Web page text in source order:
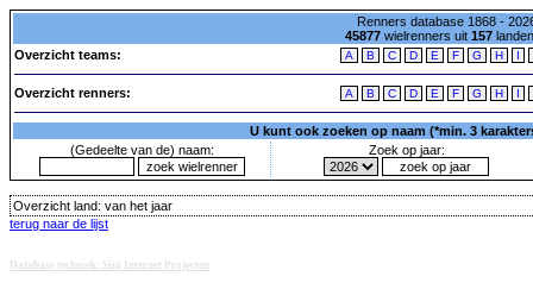
Renners database 1868 -
45877wielrenners uit 157
Overzicht teams:
A B C D E F G H I
Overzicht renners: A B C D E F G H I
U kunt ook zoeken op naam (*min. 3
(Gedeelte van de) naam:
Zoek op jaar:
Overzicht land: van het jaar
terug naar de lijst
Database techniek: Sini Internet Projecten